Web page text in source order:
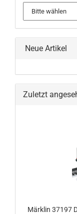
Neue Artikel
Zuletzt
Märklin 37197